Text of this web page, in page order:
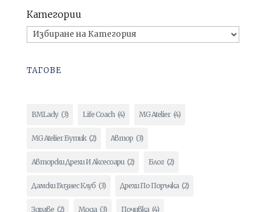
Категории
ТАГОВЕ
BMLady (3) Life Coach (4) MG Atelier (4)
MG Atelier Бутик (2) Автор (3)
Авторски Дрехи И Аксесоари (2) Блог (2)
Дамски Бизнес Клуб (3) Дрехи По Поръчка (2)
Здраве (2) Мода (3) Почивка (4)